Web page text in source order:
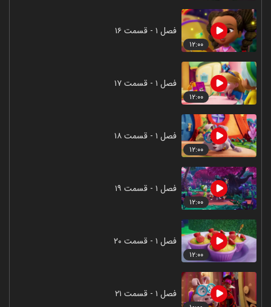
۱۲:۰۰
فصل ۱ - قسمت ۱۶
۱۲:۰۰
فصل ۱ - قسمت ۱۷
۱۲:۰۰
فصل ۱ - قسمت ۱۸
۱۲:۰۰
فصل ۱ - قسمت ۱۹
۱۲:۰۰
فصل ۱ - قسمت ۲۰
فصل ۱ - قسمت ۲۱